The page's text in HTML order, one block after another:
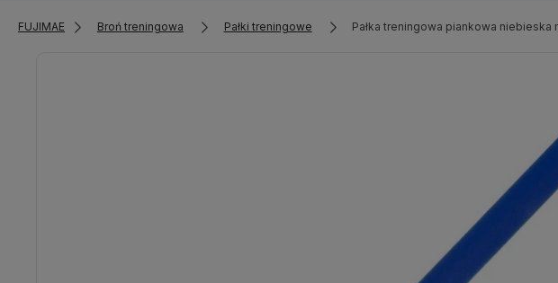
FUJIMAE Broń treningowa Pałki treningowe Pałka treningowa piankowa niebieska